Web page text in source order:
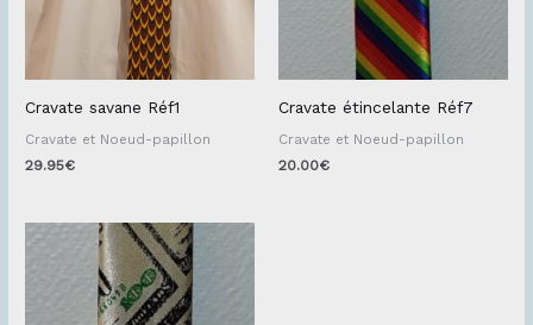
Cravate savane Réf1
Cravate et Noeud-papillon
29.95€
Cravate étincelante Réf7
Cravate et Noeud-papillon
20.00€